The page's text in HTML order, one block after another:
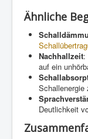
Ähnliche
Nachhallzeit:
auf ein
Schallenergie
Deutlichkeit